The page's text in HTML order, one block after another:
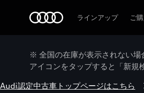
ラインアップ ご
※ 全国の在庫が表示されない場
アイコンをタップすると「新規
Audi認定中古車トップページはこちら